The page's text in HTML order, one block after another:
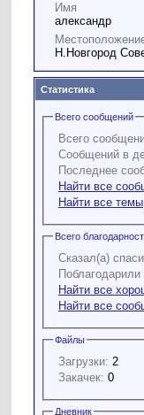
Имя
александр
Н.Новгород
Статистика
Всего сообщений
Всего
Сообщений в
Последнее
Найти все
Найти все
Всего
Сказал(а)
Найти все
Найти все
Файлы
Загрузки: 2
Закачек: 0
Дневник